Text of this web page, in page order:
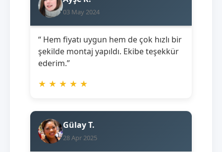
03 May 2024
“ Hem fiyatı uygun hem de çok hızlı bir
şekilde montaj yapıldı. Ekibe teşekkür
ederim.”
★ ★ ★ ★ ★
Gülay T.
28 Apr 2025